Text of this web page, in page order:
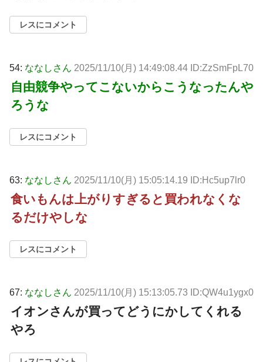
レスにコメント
54: ななしさん 2025/11/10(月) 14:49:08.44 ID:ZzSmFpL70
自由競争やってこないからこうなったんや
ろうな
レスにコメント
63: ななしさん 2025/11/10(月) 15:05:14.19 ID:Hc5up7lr0
食いもんは上がりすぎると買われなくな
るだけやしな
レスにコメント
67: ななしさん 2025/11/10(月) 15:13:05.73 ID:QW4u1ygx0
イオンさんが買ってどうにかしてくれる
やろ